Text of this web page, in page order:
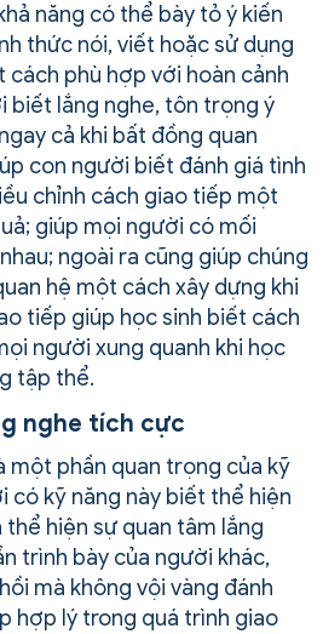
năng có thể bày tỏ ý kiến
thức nói, viết hoặc sử dụng
phù hợp với hoàn cảnh
biết lắng nghe, tôn trọng ý
cả khi bất đồng quan
con người biết đánh giá tình
chỉnh cách giao tiếp một
giúp mọi người có mối
ngoài ra cũng giúp chúng
hệ một cách xây dựng khi
tiếp giúp học sinh biết cách
người xung quanh khi học
tập thể.
nghe tích cực
một phần quan trọng của kỹ
có kỹ năng này biết thể hiện
hiện sự quan tâm lắng
trình bày của người khác,
mà không vội vàng đánh
hợp lý trong quá trình giao